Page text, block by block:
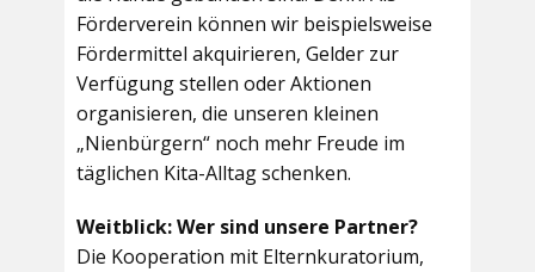
Förderverein können wir beispielsweise
Fördermittel akquirieren, Gelder zur
Verfügung stellen oder Aktionen
organisieren, die unseren kleinen
„Nienbürgern“ noch mehr Freude im
täglichen Kita-Alltag schenken.
Weitblick: Wer sind unsere Partner?
Die Kooperation mit Elternkuratorium,